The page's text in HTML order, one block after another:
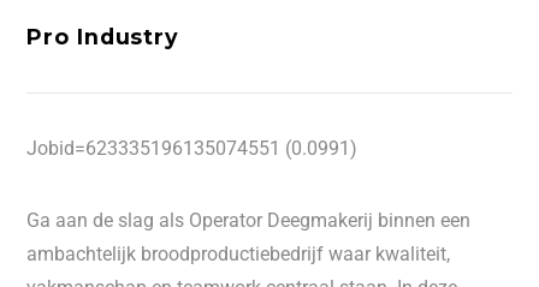
Pro Industry
Jobid=623335196135074551 (0.0991)
Ga aan de slag als Operator Deegmakerij binnen een
ambachtelijk broodproductiebedrijf waar kwaliteit,